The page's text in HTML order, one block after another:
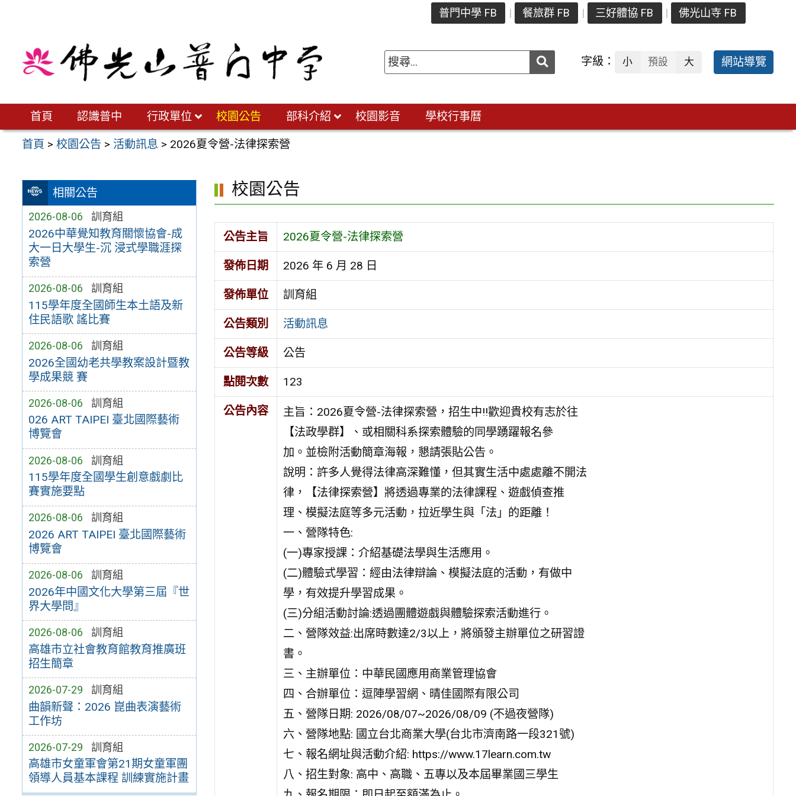
普門中學 FB 餐旅群 FB 三好體協 FB 佛光山寺 FB
送出 字級： 小 預設 大 網站導覽
首頁 認識普中 行政單位 校園公告 部科介紹 校園影音 學校行事曆
首頁 >校園公告 > 活動訊息 > 2026夏令營-法律探索營
相關公告
2026-08-06 訓育組
2026中華覺知教育關懷協會-成
大一日大學生-沉 浸式學職涯探
索營
2026-08-06 訓育組
115學年度全國師生本土語及新
住民語歌 謠比賽
2026-08-06 訓育組
2026全國幼老共學教案設計暨教
學成果競 賽
2026-08-06 訓育組
026 ART TAIPEI 臺北國際藝術
博覽會
2026-08-06 訓育組
115學年度全國學生創意戲劇比
賽實施要點
2026-08-06 訓育組
2026 ART TAIPEI 臺北國際藝術
博覽會
2026-08-06 訓育組
2026年中國文化大學第三屆『世
界大學問』
2026-08-06 訓育組
高雄市立社會教育館教育推廣班
招生簡章
2026-07-29 訓育組
曲韻新聲：2026 崑曲表演藝術
工作坊
2026-07-29 訓育組
高雄市女童軍會第21期女童軍團
領導人員基本課程 訓練實施計畫
校園公告
公告主旨 2026夏令營-法律探索營
發佈日期 2026 年 6 月 28 日
發佈單位 訓育組
公告類別 活動訊息
公告等級 公告
點閱次數 123
公告內容
主旨：2026夏令營-法律探索營，招生中!!歡迎貴校有志於往
【法政學群】、或相關科系探索體驗的同學踴躍報名參
加。並檢附活動簡章海報，懇請張貼公告。
說明：許多人覺得法律高深難懂，但其實生活中處處離不開法
律，【法律探索營】將透過專業的法律課程、遊戲偵查推
理、模擬法庭等多元活動，拉近學生與「法」的距離！
一、營隊特色:
(一)專家授課：介紹基礎法學與生活應用。
(二)體驗式學習：經由法律辯論、模擬法庭的活動，有做中
學，有效提升學習成果。
(三)分組活動討論:透過團體遊戲與體驗探索活動進行。
二、營隊效益:出席時數達2/3以上，將頒發主辦單位之研習證
書。
三、主辦單位：中華民國應用商業管理協會
四、合辦單位：逗陣學習網、晴佳國際有限公司
五、營隊日期: 2026/08/07~2026/08/09 (不過夜營隊)
六、營隊地點: 國立台北商業大學(台北市濟南路一段321號)
七、報名網址與活動介紹: https://www.17learn.com.tw
八、招生對象: 高中、高職、五專以及本屆畢業國三學生